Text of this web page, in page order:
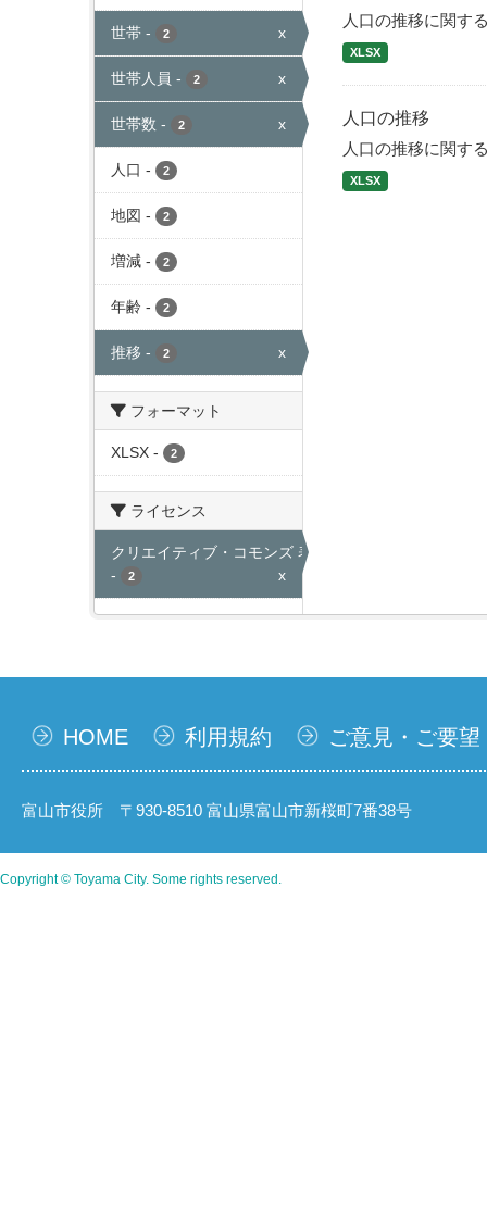
世帯 - 2 x
世帯人員 - 2 x
世帯数 - 2 x
人口 - 2
地図 - 2
増減 - 2
年齢 - 2
推移 - 2 x
フォーマット
XLSX - 2
ライセンス
クリエイティブ・コモンズ 表示
-
2 x
人口の推移に関す
XLSX
人口の推移
人口の推移に関す
XLSX
HOME 利用規約 ご意見・ご要望
富山市役所 〒930-8510 富山県富山市新桜町7番38号
Copyright © Toyama City. Some rights reserved.